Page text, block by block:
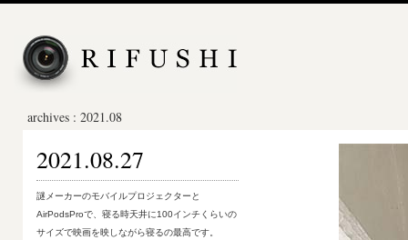
archives : 2021.08
2021.08.27
謎メーカーのモバイルプロジェクターと
AirPodsProで、寝る時天井に100インチくらいの
サイズで映画を映しながら寝るの最高です。